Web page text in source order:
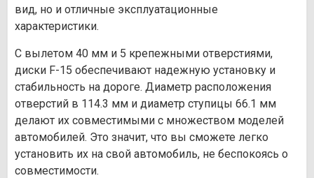
вид, но и отличные эксплуатационные
характеристики.
С вылетом 40 мм и 5 крепежными отверстиями,
диски F-15 обеспечивают надежную установку и
стабильность на дороге. Диаметр расположения
отверстий в 114.3 мм и диаметр ступицы 66.1 мм
делают их совместимыми с множеством моделей
автомобилей. Это значит, что вы сможете легко
установить их на свой автомобиль, не беспокоясь о
совместимости.